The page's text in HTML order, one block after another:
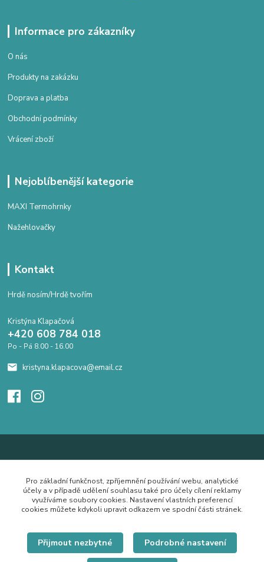
Informace pro zákazníky
O nás
Produkty na zakázku
Doprava a platba
Obchodní podmínky
Vrácení zboží
Nejoblíbenější kategorie
MAXI Termohrnky
Nažehlovačky
Kontakt
Hrdě nosím/Hrdě tvořím
Kristýna Klapačová
+420 608 784 018
Po - Pá 8.00 - 16.00
kristyna.klapacova@email.cz
Pro základní funkčnost, zpříjemnění používání webu, analytické
účely a v případě udělení souhlasu také pro účely cílení reklamy
využíváme soubory cookies. Nastavení vlastních preferencí
cookies můžete kdykoli upravit odkazem ve spodní části stránek.
Přijmout nezbytné Podrobné nastavení